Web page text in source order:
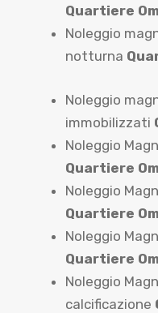
Quartiere
Noleggio
notturna
Noleggio
immobilizzati
Noleggio
Quartiere
Noleggio
Quartiere
Noleggio
Quartiere
Noleggio
calcificazione